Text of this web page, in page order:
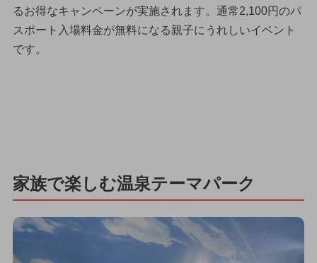
るお得なキャンペーンが実施されます。通常2,100円のパ
スポート入場料金が無料になる親子にうれしいイベント
です。
家族で楽しむ温泉テーマパーク